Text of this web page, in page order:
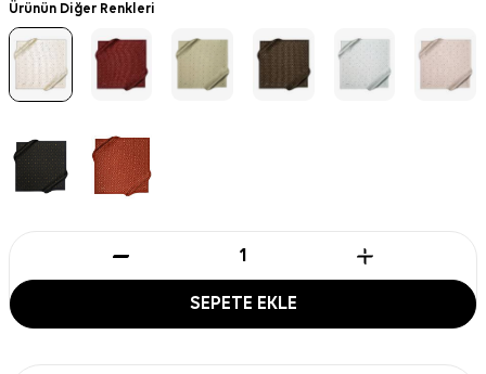
Ürünün Diğer Renkleri
SEPETE EKLE